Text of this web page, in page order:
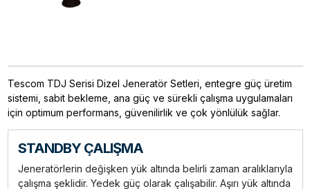
Tescom TDJ Serisi Dizel Jeneratör Setleri, entegre güç üretim
sistemi, sabit bekleme, ana güç ve sürekli çalışma uygulamaları
için optimum performans, güvenilirlik ve çok yönlülük sağlar.
STANDBY ÇALIŞMA
Jeneratörlerin değişken yük altında belirli zaman aralıklarıyla
çalışma şeklidir. Yedek güç olarak çalışabilir. Aşırı yük altında